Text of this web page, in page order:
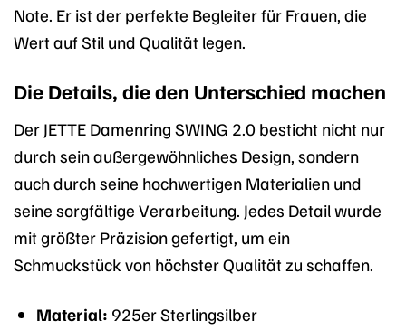
Note. Er ist der perfekte Begleiter für Frauen, die
Wert auf Stil und Qualität legen.
Die Details, die den Unterschied machen
Der JETTE Damenring SWING 2.0 besticht nicht nur
durch sein außergewöhnliches Design, sondern
auch durch seine hochwertigen Materialien und
seine sorgfältige Verarbeitung. Jedes Detail wurde
mit größter Präzision gefertigt, um ein
Schmuckstück von höchster Qualität zu schaffen.
Material: 925er Sterlingsilber